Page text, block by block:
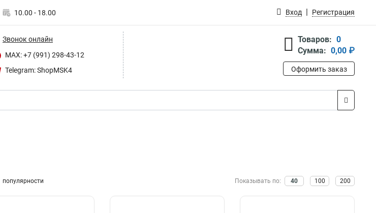
10.00 - 18.00 Вход Регистрация
Звонок онлайн
MAX: +7 (991) 298-43-12
Telegram: ShopMSK4
Товаров: 0
Сумма: 0,00 ₽
Оформить заказ
популярности Показывать по: 40 100 200